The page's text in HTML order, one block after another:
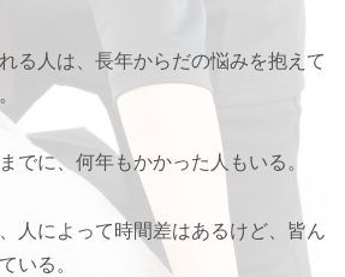
る人は、長年からだの悩みを抱えて
でに、何年もかかった人もいる。
人によって時間差はあるけど、皆ん
いる。